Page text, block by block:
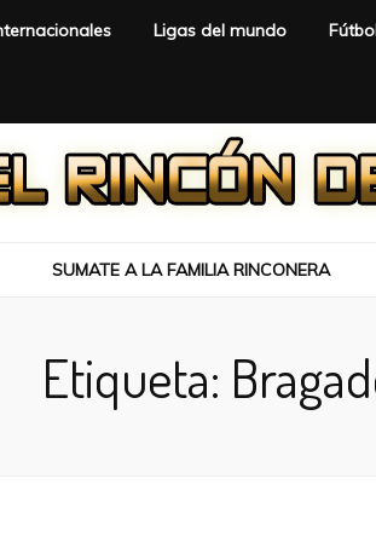
Ligas del mundo
SUMATE A LA FAMILIA RINCONERA
Etiqueta: